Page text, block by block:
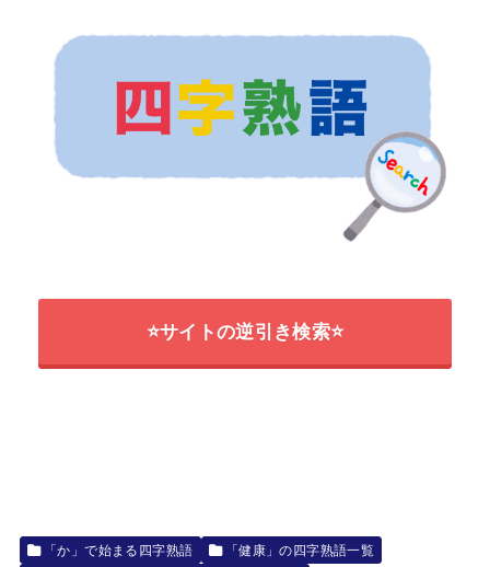
⭐サイトの逆引き検索⭐
「か」で始まる四字熟語
「健康」の四字熟語一覧